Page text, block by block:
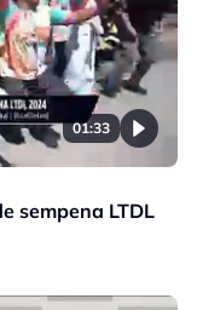
01:33
sempena LTDL